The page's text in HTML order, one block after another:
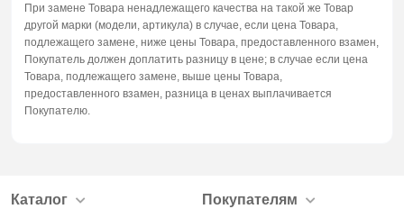
При замене Товара ненадлежащего качества на такой же Товар
другой марки (модели, артикула) в случае, если цена Товара,
подлежащего замене, ниже цены Товара, предоставленного взамен,
Покупатель должен доплатить разницу в цене; в случае если цена
Товара, подлежащего замене, выше цены Товара,
предоставленного взамен, разница в ценах выплачивается
Покупателю.
Каталог Покупателям